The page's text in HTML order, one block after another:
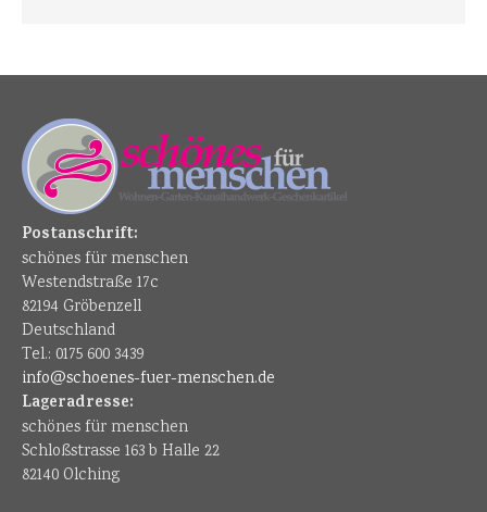
Postanschrift:
schönes für menschen
Westendstraße 17c
82194 Gröbenzell
Deutschland
Tel.: 0175 600 3439
info@schoenes-fuer-menschen.de
Lageradresse:
schönes für menschen
Schloßstrasse 163 b Halle 22
82140 Olching